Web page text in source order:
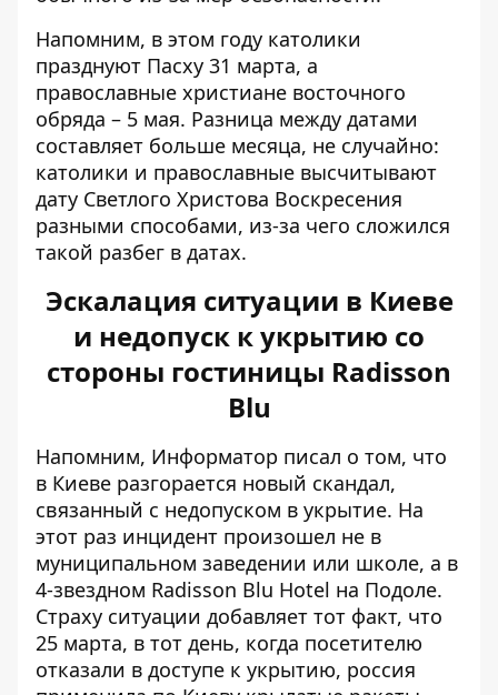
Напомним, в этом году католики
празднуют Пасху 31 марта, а
православные христиане восточного
обряда – 5 мая. Разница между датами
составляет больше месяца, не случайно:
католики и православные высчитывают
дату Светлого Христова Воскресения
разными способами, из-за чего сложился
такой разбег в датах.
Эскалация ситуации в Киеве
и недопуск к укрытию со
стороны гостиницы Radisson
Blu
Напомним, Информатор писал о том, что
в Киеве разгорается новый скандал,
связанный с недопуском в укрытие. На
этот раз инцидент произошел не в
муниципальном заведении или школе, а в
4-звездном Radisson Blu Hotel на Подоле.
Страху ситуации добавляет тот факт, что
25 марта, в тот день, когда посетителю
отказали в доступе к укрытию, россия